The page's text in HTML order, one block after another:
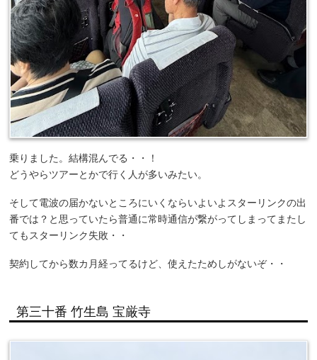
乗りました。結構混んでる・・！
どうやらツアーとかで行く人が多いみたい。
そして電波の届かないところにいくならいよいよスターリンクの出
番では？と思っていたら普通に常時通信が繋がってしまってまたし
てもスターリンク失敗・・
契約してから数カ月経ってるけど、使えたためしがないぞ・・
第三十番 竹生島 宝厳寺